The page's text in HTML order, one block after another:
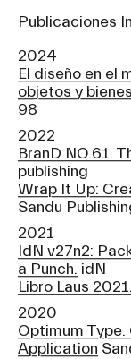
Publicaciones
2024
El diseño en el
objetos y
98
2022
BranD NO.61.
publishing
Wrap It Up:
Sandu
2021
IdN v27n2:
a Punch. idN
Libro Laus 2021.
2020
Optimum
Application